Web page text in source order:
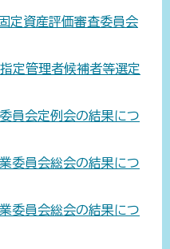
定資産評価審査委員会
定管理者候補者等選定
員会定例会の結果につ
委員会総会の結果につ
委員会総会の結果につ